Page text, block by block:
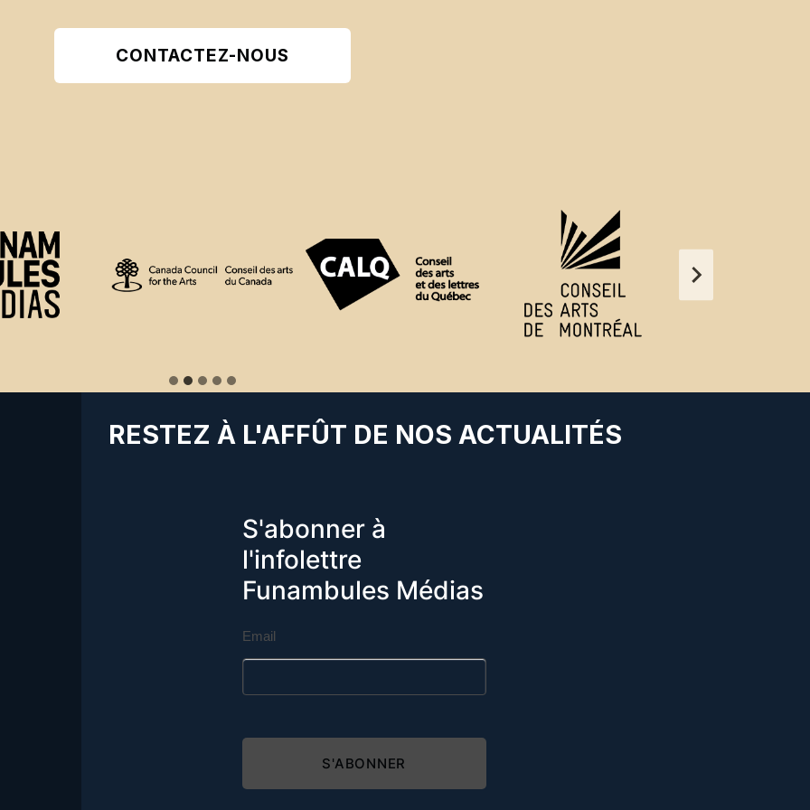
CONTACTEZ-NOUS
RESTEZ À L'AFFÛT DE NOS ACTUALITÉS
S'abonner à
l'infolettre
Funambules Médias
Email
S'ABONNER